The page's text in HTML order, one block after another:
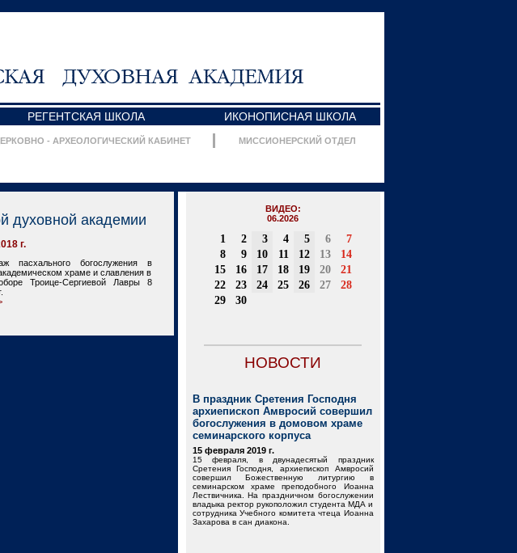
РЕГЕНТСКАЯ ШКОЛА ИКОНОПИСНАЯ ШКОЛА
- АРХЕОЛОГИЧЕСКИЙ КАБИНЕТ МИССИОНЕРСКИЙ ОТДЕЛ
духовной академии
г.
пасхального богослужения в
храме и славления в
Троице-Сергиевой Лавры 8
ВИДЕО:
06.2026
1 2 3 4 5 6
7
8
9 10 11 12 13
14
15
16 17 18 19 20
21
22
23 24 25 26 27
28
29
30
НОВОСТИ
В праздник Сретения Господня
архиепископ Амвросий совершил
богослужения в домовом храме
семинарского корпуса
15 февраля 2019 г.
15 февраля, в двунадесятый праздник
Сретения Господня, архиепископ Амвросий
совершил Божественную литургию в
семинарском храме преподобного Иоанна
Лествичника. На праздничном богослужении
владыка ректор рукоположил студента МДА и
сотрудника Учебного комитета чтеца Иоанна
Захарова в сан диакона.